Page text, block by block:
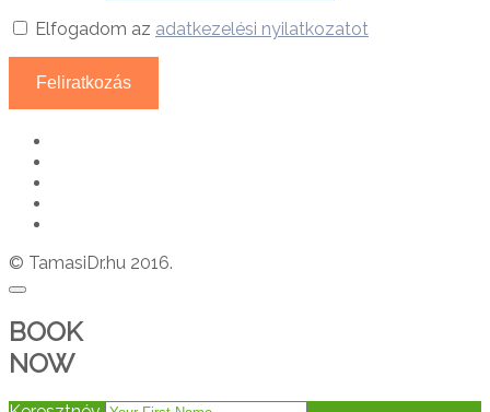
Elfogadom az adatkezelési nyilatkozatot
© TamasiDr.hu 2016.
BOOK
NOW